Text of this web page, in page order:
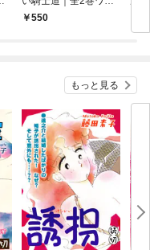
コイン！！
550
もっと見る